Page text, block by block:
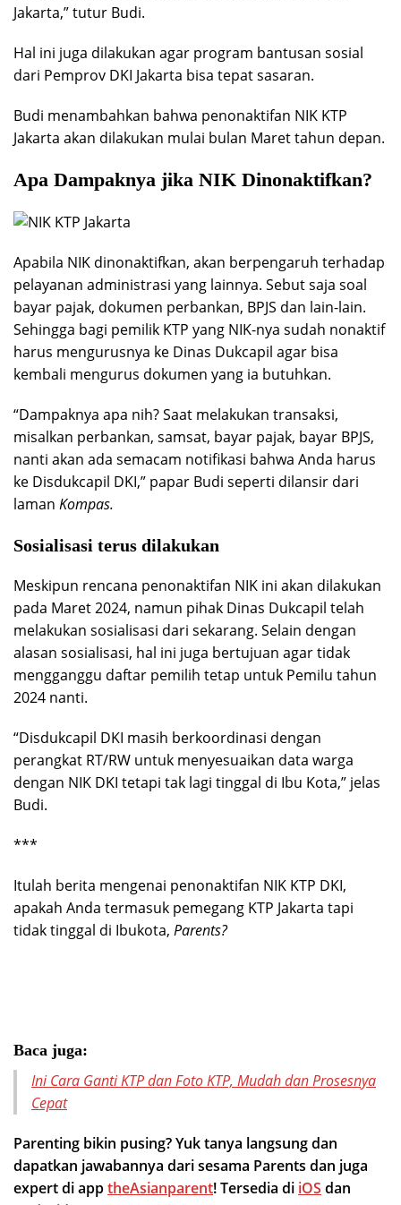
Jakarta,” tutur Budi.
Hal ini juga dilakukan agar program bantusan sosial
dari Pemprov DKI Jakarta bisa tepat sasaran.
Budi menambahkan bahwa penonaktifan NIK KTP
Jakarta akan dilakukan mulai bulan Maret tahun depan.
Apa Dampaknya jika NIK Dinonaktifkan?
Apabila NIK dinonaktifkan, akan berpengaruh terhadap
pelayanan administrasi yang lainnya. Sebut saja soal
bayar pajak, dokumen perbankan, BPJS dan lain-lain.
Sehingga bagi pemilik KTP yang NIK-nya sudah nonaktif
harus mengurusnya ke Dinas Dukcapil agar bisa
kembali mengurus dokumen yang ia butuhkan.
“Dampaknya apa nih? Saat melakukan transaksi,
misalkan perbankan, samsat, bayar pajak, bayar BPJS,
nanti akan ada semacam notifikasi bahwa Anda harus
ke Disdukcapil DKI,” papar Budi seperti dilansir dari
laman Kompas.
Sosialisasi terus dilakukan
Meskipun rencana penonaktifan NIK ini akan dilakukan
pada Maret 2024, namun pihak Dinas Dukcapil telah
melakukan sosialisasi dari sekarang. Selain dengan
alasan sosialisasi, hal ini juga bertujuan agar tidak
mengganggu daftar pemilih tetap untuk Pemilu tahun
2024 nanti.
“Disdukcapil DKI masih berkoordinasi dengan
perangkat RT/RW untuk menyesuaikan data warga
dengan NIK DKI tetapi tak lagi tinggal di Ibu Kota,” jelas
Budi.
***
Itulah berita mengenai penonaktifan NIK KTP DKI,
apakah Anda termasuk pemegang KTP Jakarta tapi
tidak tinggal di Ibukota, Parents?
Baca juga:
Ini Cara Ganti KTP dan Foto KTP, Mudah dan Prosesnya
Cepat
Parenting bikin pusing? Yuk tanya langsung dan
dapatkan jawabannya dari sesama Parents dan juga
expert di apptheAsianparent! Tersedia di iOS dan